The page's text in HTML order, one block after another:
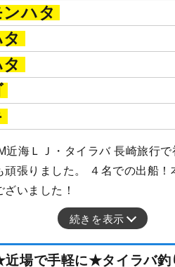
ハタ
近海ＬＪ・タイラバ 長崎旅行で
頑張りました。 ４名での出船！
ざいました！
続きを表示